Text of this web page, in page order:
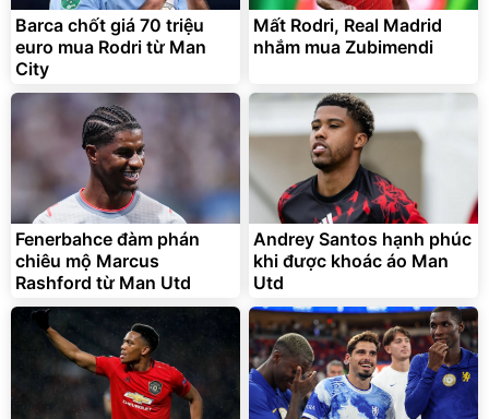
Barca chốt giá 70 triệu
euro mua Rodri từ Man
City
Mất Rodri, Real Madrid
nhắm mua Zubimendi
Fenerbahce đàm phán
chiêu mộ Marcus
Rashford từ Man Utd
Andrey Santos hạnh phúc
khi được khoác áo Man
Utd